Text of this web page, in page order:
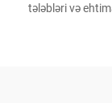
tələbləri və